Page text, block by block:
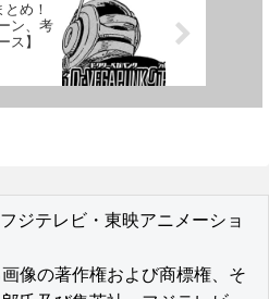
め！
ン、考
ス】
ジテレビ・東映アニメーショ
像の著作権および商標権、そ